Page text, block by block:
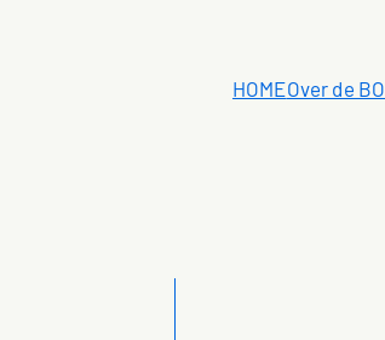
HOMEOver de BO